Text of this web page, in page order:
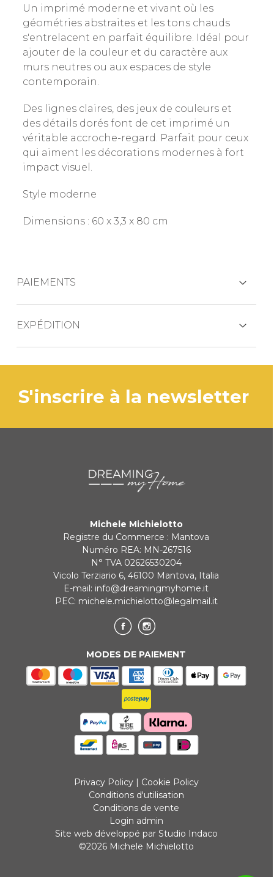
Un imprimé moderne et vivant où les
géométries abstraites et les tons chauds
s'entrelacent en parfait équilibre. Idéal pour
ajouter de la couleur et du caractère aux
murs neutres ou aux espaces de style
contemporain.
Des lignes claires, des jeux de couleurs et
des détails dorés font de cet imprimé un
véritable accroche-regard. Parfait pour ceux
qui aiment les décorations modernes à fort
impact visuel.
Style moderne
Dimensions : 60 x 3,3 x 80 cm
PAIEMENTS
REDIRECTIONS BANCAIRES
EXPÉDITION
Si le produit est en rupture de stock, les
rapidement.
s'inscrire à la newsletter
Michele Michielotto
Registre du Commerce : Mantova
Numéro REA: MN-267516
N° TVA 02626530204
Vicolo Terziario 6, 46100 Mantova, Italia
E-mail: info@dreamingmyhome.it
PEC: michele.michielotto@legalmail.it
MODES DE PAIEMENT
Privacy Policy| Cookie Policy
Conditions d'utilisation
Conditions de vente
Login admin
Site web développé par Studio Indaco
©2026 Michele Michielotto